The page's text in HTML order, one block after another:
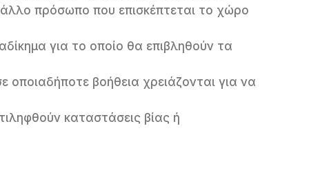
πρόσωπο που επισκέπτεται το χώρο
για το οποίο θα επιβληθούν τα
βοήθεια χρειάζονται για να
καταστάσεις βίας ή